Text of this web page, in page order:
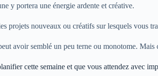
y portera une énergie ardente et créative.
projets nouveaux ou créatifs sur lesquels vous
avoir semblé un peu terne ou monotome.
cette semaine et que vous attendez avec